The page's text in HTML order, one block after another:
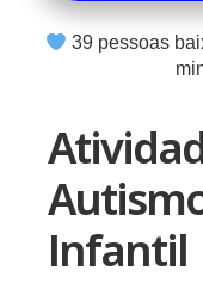
39pessoas
Infantil